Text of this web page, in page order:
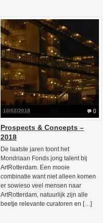
0
10/02/2018
Prospects & Concepts –
2018
De laatste jaren toont het
Mondriaan Fonds jong talent bij
ArtRotterdam. Een mooie
combinatie want niet alleen komen
er sowieso veel mensen naar
ArtRotterdam, natuurlijk zijn alle
beetje relevante curatoren en […]